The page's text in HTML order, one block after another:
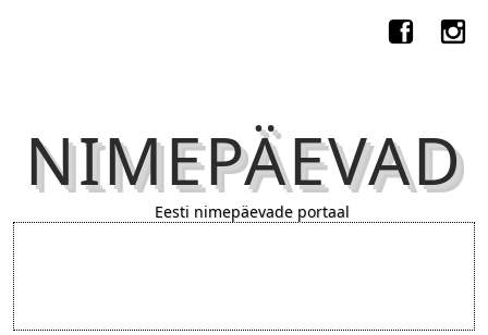
NIMEPÄEVAD
Eesti nimepäevade portaal